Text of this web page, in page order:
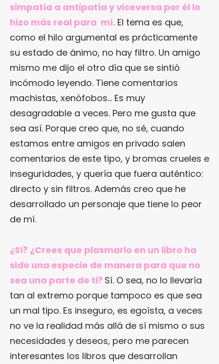
simpatía a antipatía y viceversa por él lo
hizo más real para mí. El tema es que,
como el hilo argumental es prácticamente
su estado de ánimo, no hay filtro. Un amigo
mismo me dijo el otro día que se sintió
incómodo leyendo. Tiene comentarios
machistas, xenófobos… Es muy
desagradable a veces. Pero me gusta que
sea así. Porque creo que, no sé, cuando
estamos entre amigos en privado salen
comentarios de este tipo, y bromas crueles e
inseguridades, y quería que fuera auténtico:
directo y sin filtros. Además creo que he
desarrollado un personaje que tiene lo peor
de mí.
¿Sí? ¿Crees que plasmarlo en un libro ha
sido una especie de manera para que no
sea una parte de ti? Sí. O sea, no lo llevaría
tan al extremo porque tampoco es que sea
un mal tipo. Es inseguro, es egoísta, a veces
no ve la realidad más allá de sí mismo o sus
necesidades y deseos, pero me parecen
interesantes los libros que desarrollan